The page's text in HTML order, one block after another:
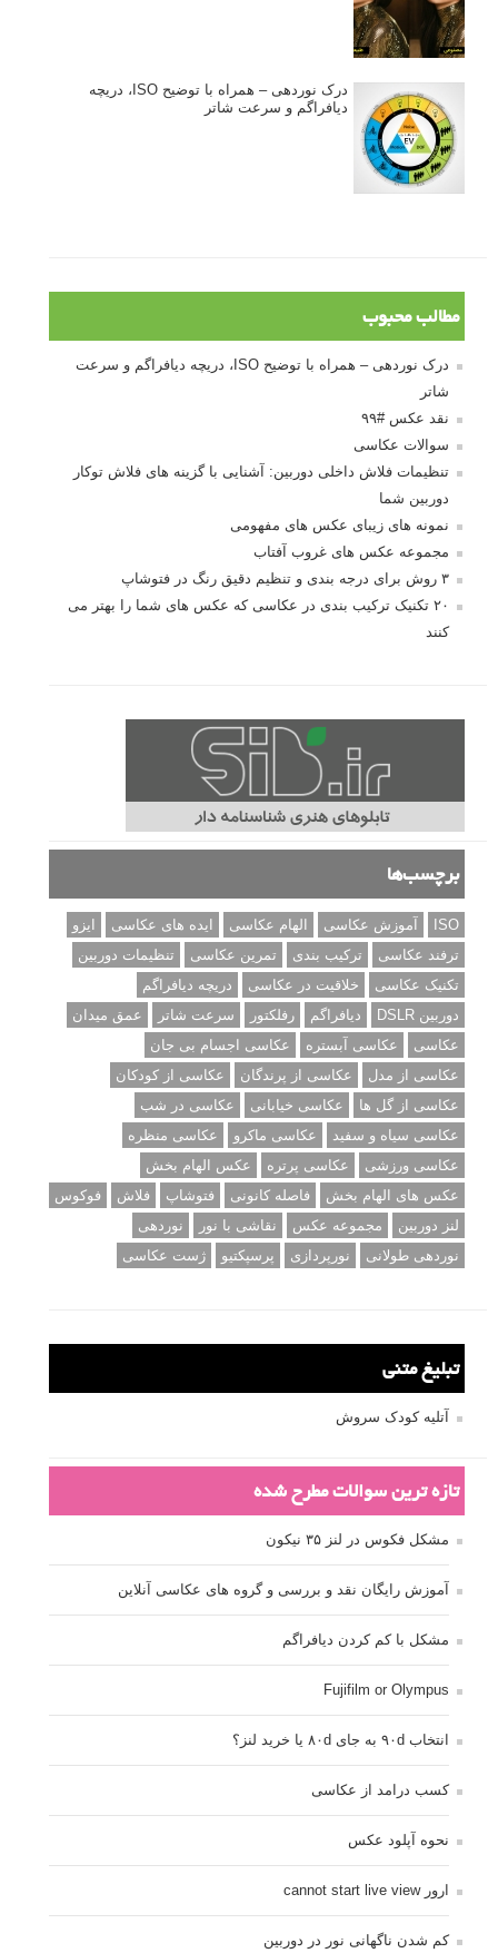
درک نوردهی – همراه با توضیح ISO، دریچه
دیافراگم و سرعت شاتر
مطالب محبوب
درک نوردهی – همراه با توضیح ISO، دریچه دیافراگم و سرعت
شاتر
نقد عکس #۹۹
سوالات عکاسی
تنظیمات فلاش داخلی دوربین: آشنایی با گزینه های فلاش توکار
دوربین شما
نمونه های زیبای عکس های مفهومی
مجموعه عکس های غروب آفتاب
۳ روش برای درجه بندی و تنظیم دقیق رنگ در فتوشاپ
۲۰ تکنیک ترکیب بندی در عکاسی که عکس های شما را بهتر می
کنند
برچسب‌ها
ISO آموزش عکاسی الهام عکاسی ایده های عکاسی
ایزو
ترفند عکاسی
ترکیب بندی تمرین عکاسی
تنظیمات دوربین
تکنیک عکاسی
خلاقیت در عکاسی
دریچه دیافراگم
دوربین DSLR
دیافراگم رفلکتور سرعت شاتر
عمق میدان
عکاسی
عکاسی آبستره
عکاسی اجسام بی جان
عکاسی از مدل
عکاسی از پرندگان
عکاسی از کودکان
عکاسی از گل ها
عکاسی خیابانی
عکاسی در شب
عکاسی سیاه و سفید
عکاسی ماکرو
عکاسی منظره
عکاسی ورزشی
عکاسی پرتره
عکس الهام بخش
عکس های الهام بخش
فاصله کانونی فتوشاپ فلاش
فوکوس
لنز دوربین
مجموعه عکس نقاشی با نور
نوردهی
نوردهی طولانی
نورپردازی پرسپکتیو ژست عکاسی
تبلیغ متنی
آتلیه کودک سروش
تازه ترین سوالات مطرح شده
مشکل فکوس در لنز ۳۵ نیکون
آموزش رایگان نقد و بررسی و گروه های عکاسی آنلاین
مشکل با کم کردن دیافراگم
Fujifilm or Olympus
انتخاب ۹۰d به جای ۸۰d یا خرید لنز؟
کسب درامد از عکاسی
نحوه آپلود عکس
ارور cannot start live view
کم شدن ناگهانی نور در دوربین